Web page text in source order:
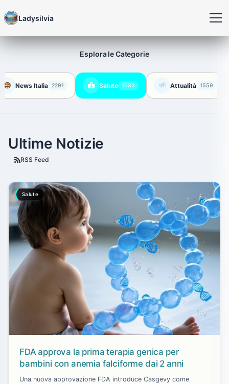
Ladysilvia
Esplora le Categorie
News Italia 2291 Salute 1633 Attualità 1559
Ultime Notizie
RSS Feed
Salute
FDA approva la prima terapia genica per
bambini con anemia falciforme dai 2 anni
Una nuova approvazione FDA introduce Casgevy come